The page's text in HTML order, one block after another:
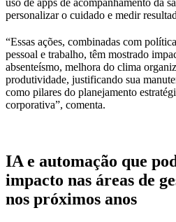
uso de apps de acompanhamento da
personalizar o cuidado e medir
“Essas ações, combinadas com
pessoal e trabalho, têm mostrado
absenteísmo, melhora do clima
produtividade, justificando sua
como pilares do planejamento
corporativa”, comenta.
IA e automação que
impacto nas áreas de
nos próximos anos